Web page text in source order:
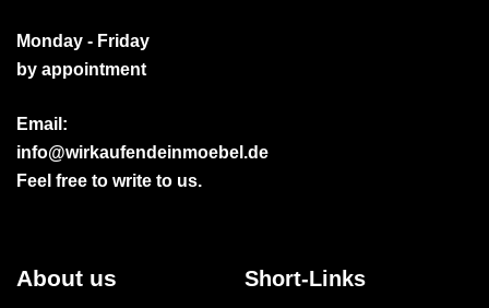
Monday - Friday
by appointment
Email:
info@wirkaufendeinmoebel.de
Feel free to write to us.
About us Short-Links